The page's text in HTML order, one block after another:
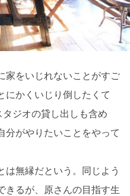
家をいじれないことがすご
にかくいじり倒したくて
タジオの貸し出しも含め
分がやりたいことをやって
は無縁だという。同じよう
きるが、原さんの目指す生